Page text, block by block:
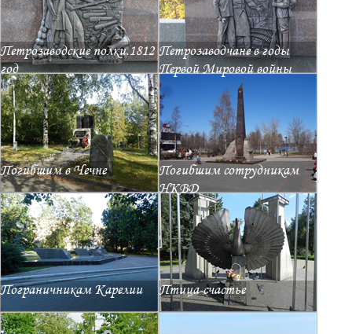
Петрозаводские полки.1812
год
Петрозаводчане в годы
Первой Мировой войны
Погибшим в Чечне
Погибшим сотрудникам
НКВД
Пограничникам Карелии Птица-счастье